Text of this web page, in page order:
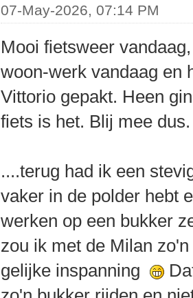
07-May-2026, 07:14 PM
Mooi fietsweer
woon-werk vandaag en
Vittorio gepakt. Heen
fiets is het. Blij mee
....terug had ik een
vaker in de polder hebt
werken op een bukker
zou ik met de Milan
gelijke inspanning